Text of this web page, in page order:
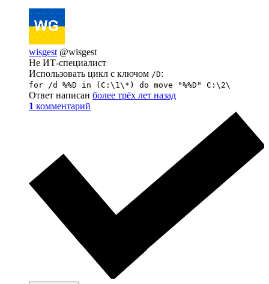
wisgest @wisgest
Не ИТ-специалист
Использовать цикл с ключом /D:
for /d %%D in (C:\1\*) do move "%%D" C:\2\
Ответ написан более трёх лет назад
1 комментарий